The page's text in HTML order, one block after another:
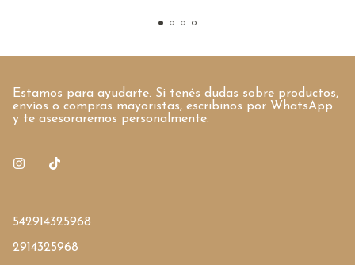
Estamos para ayudarte. Si tenés dudas sobre productos,
envíos o compras mayoristas, escribinos por WhatsApp
y te asesoraremos personalmente.
542914325968
2914325968